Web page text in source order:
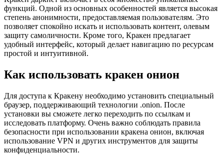
функций. Одной из основных особенностей является высокая
степень анонимности, предоставляемая пользователям. Это
позволяет спокойно искать и использовать контент, олевым
защиту самоличности. Кроме того, Кракен предлагает
удобный интерфейс, который делает навигацию по ресурсам
простой и интуитивной.
Как использовать кракен онион
Для доступа к Кракену необходимо установить специальный
браузер, поддерживающий технологии .onion. После
установки вы сможете легко переходить по ссылкам и
исследовать платформу. Очень важно соблюдать правила
безопасности при использовании кракена онион, включая
использование VPN и других инструментов для защиты
конфиденциальности.